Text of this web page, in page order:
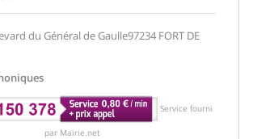
du Général de Gaulle97234 FORT DE
Service fourni
par Mairie.net